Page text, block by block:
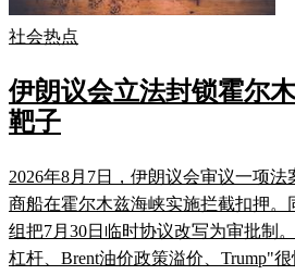
社会热点
伊朗议会立法封锁霍尔
靶子
2026年8月7日，伊朗议会审议一项
商船在霍尔木兹海峡实施拦截扣押。
组把7月30日临时协议改写为审批制
杠杆、Brent油价政策溢价、Trump"